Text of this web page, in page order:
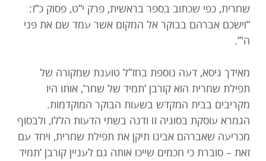
שחרית, כפי שכתוב בספר בראשית, פרק י”ט, פסוק כ”ז:
“וישכם אברהם בבוקר אל המקום אשר עמד שם את פני
ה'”.
מאידך גיסא, דעה נוספת בחז”ל טוענת שמקורה של
תפילת שחרית הוא קורבן ‘תמיד של שחר’, אותו היו
מקריבים בבית המקדש בשעות הבוקר המוקדמות.
הגמרא עוסקת בסוגיה זו ודנה בשתי הדעות הללו, ולבסוף
מכריעה שאברהם אבינו תיקן את תפילת שחרית, ויחד עם
זאת – סוברת כי חכמים שייכו אותה גם לעניין קורבן ‘תמיד